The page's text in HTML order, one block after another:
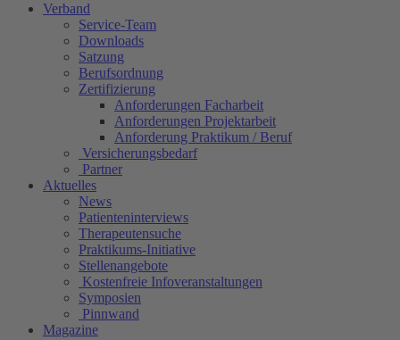
Verband
Service-Team
Downloads
Satzung
Berufsordnung
Zertifizierung
Anforderungen Facharbeit
Anforderungen Projektarbeit
Anforderung Praktikum / Beruf
Versicherungsbedarf
Partner
Aktuelles
News
Patienteninterviews
Therapeutensuche
Praktikums-Initiative
Stellenangebote
Kostenfreie Infoveranstaltungen
Symposien
Pinnwand
Magazine